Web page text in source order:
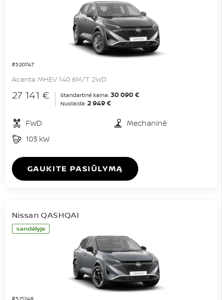
#520747
Acenta MHEV 140 6M/T 2WD
27 141 € Standartinė kaina: 30 090 €
Nuolaida: 2 949 €
FWD
Mechaninė
103 kW
GAUKITE PASIŪLYMĄ
sandėlyje
#521248
Nissan QASHQAI